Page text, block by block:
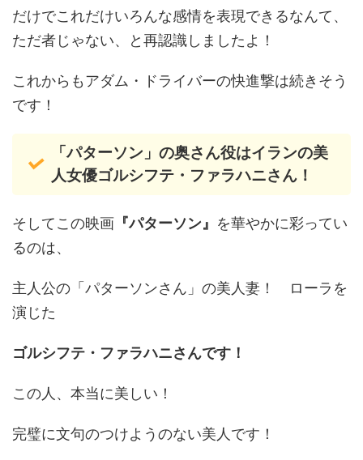
だけでこれだけいろんな感情を表現できるなんて、
ただ者じゃない、と再認識しましたよ！
これからもアダム・ドライバーの快進撃は続きそう
です！
「パターソン」の奥さん役はイランの美
人女優ゴルシフテ・ファラハニさん！
そしてこの映画 『パターソン』 を華やかに彩ってい
るのは、
主人公の「パターソンさん」の美人妻！ ローラを
演じた
ゴルシフテ・ファラハニさんです！
この人、本当に美しい！
完璧に文句のつけようのない美人です！